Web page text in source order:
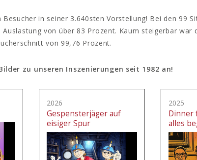
in seiner 3.640sten Vorstellung! Bei den 99
von über 83 Prozent. Kaum steigerbar war
von 99,76 Prozent.
zu unseren Inszenierungen seit 1982 an!
2026
Gespensterjäger auf
eisiger Spur
2025
Dinner
alles